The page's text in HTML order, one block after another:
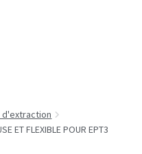
ET FLEXIBLE POUR EPT3